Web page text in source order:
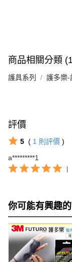
商品相關分類
護具系列 護多樂-
評價
5 ( 1 則評價 )
a*********1
你可能有興趣